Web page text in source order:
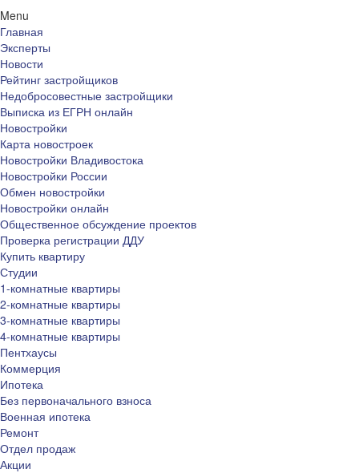
Menu
Главная
Эксперты
Новости
Рейтинг застройщиков
Недобросовестные застройщики
Выписка из ЕГРН онлайн
Новостройки
Карта новостроек
Новостройки Владивостока
Новостройки России
Обмен новостройки
Новостройки онлайн
Общественное обсуждение проектов
Проверка регистрации ДДУ
Купить квартиру
Студии
1-комнатные квартиры
2-комнатные квартиры
3-комнатные квартиры
4-комнатные квартиры
Пентхаусы
Коммерция
Ипотека
Без первоначального взноса
Военная ипотека
Ремонт
Отдел продаж
Акции